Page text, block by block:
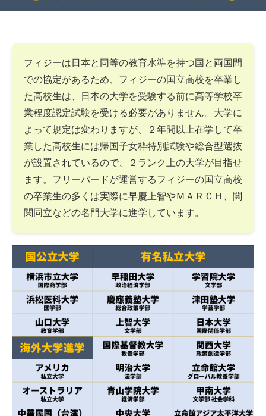
フィジーは日本と同等の教育水準を持つ国と両国間
での協定があるため、フィジーの国立高校を卒業し
た高校生は、日本の大学を受験する前に高等学校卒
業程度認定試験を受ける必要がありません。大学に
よって規定は変わりますが、２年間以上在学して卒
業した高校生には帰国子女枠特別試験や総合型選抜
が設置されているので、２ランク上の大学が目指せ
ます。フリーバードが運営するフィジーの国立高校
の卒業生の多くは実際に早慶上智やＭＡＲＣＨ、関
関同立などの名門大学に進学しています。